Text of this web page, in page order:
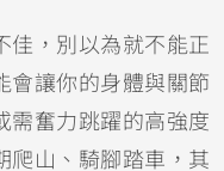
佳，別以為就不能正
會讓你的身體與關節
需奮力跳躍的高強度
爬山、騎腳踏車，其